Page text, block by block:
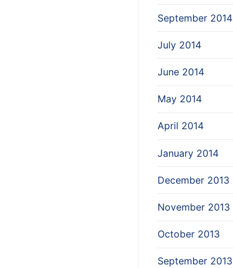
September 2014
July 2014
June 2014
May 2014
April 2014
January 2014
December 2013
November 2013
October 2013
September 2013